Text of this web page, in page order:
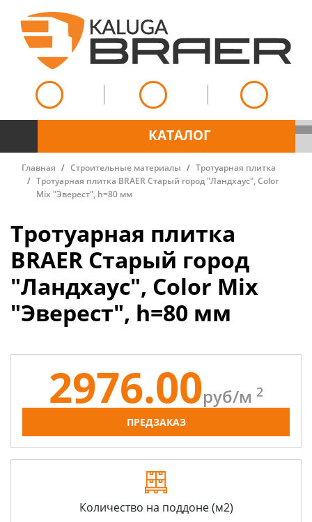
КАТАЛОГ
Главная Строительные материалы
Тротуарная плитка
Тротуарная плитка BRAER Старый город "Ландхаус", Color
Mix "Эверест", h=80 мм
Тротуарная плитка
BRAER Старый город
"Ландхаус", Color Mix
"Эверест", h=80 мм
2976.00руб/м 2
ПРЕДЗАКАЗ
Количество на поддоне (м2)